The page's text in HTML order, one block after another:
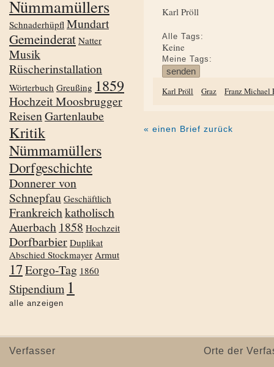
Karl Pröll
Alle Tags:
Keine
Meine Tags:
Karl Pröll Graz Franz Michael
« einen Brief zurück
Nümmamüllers
Schnaderhüpfl Mundart
Gemeinderat Natter
Musik
Rüscherinstallation
Wörterbuch Greußing 1859
Hochzeit Moosbrugger
ReisenGartenlaube
Kritik
Nümmamüllers
Dorfgeschichte
Donnerer von
Schnepfau Geschäftlich
Frankreichkatholisch
Auerbach 1858 Hochzeit
Dorfbarbier Duplikat
Abschied Stockmayer Armut
17Eorgo-Tag 1860
Stipendium 1
alle anzeigen
Verfasser Orte der